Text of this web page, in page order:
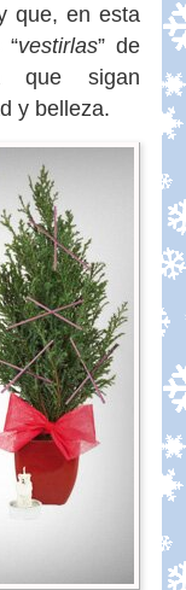
que, en esta
“vestirlas” de
que sigan
y belleza.